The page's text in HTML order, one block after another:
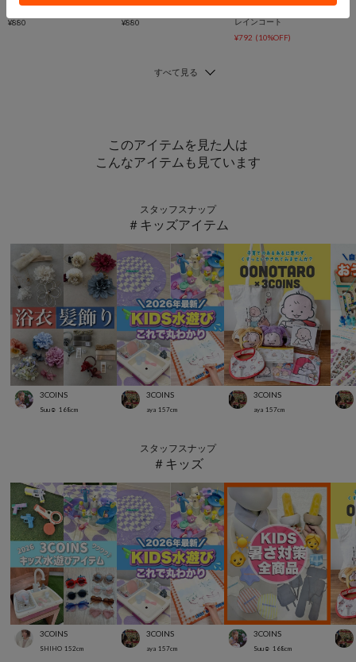
《撥水加工》ロングシューズカバー：L
¥880
ユニセックスレインポンチョ
¥880
レインコート
¥792 (10%OFF)
このアイテムを見た人は
こんなアイテムも見ています
スタッフスナップ
＃キッズアイテム
3COINS
Suu☺︎ 168cm
3COINS
aya 157cm
3COINS
aya 157cm
スタッフスナップ
＃キッズ
3COINS
SHIHO 152cm
3COINS
aya 157cm
3COINS
Suu☺︎ 168cm